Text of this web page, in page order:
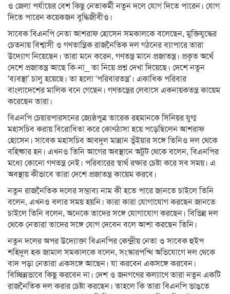
ও জেলা পর্যায়ের বেশ কিছু নেতাকর্মী নতুন দলে যোগ দিতে পারেন। যোগ
দিতে পারেন কয়েকজন বুদ্ধিজীবীও।
সাবেক বিএনপি নেতা আশরাফ হোসেন সমকালকে বলেছেন, মুক্তিযুদ্ধের
চেতনায় বিশ্বাসী ও গণতান্ত্রিক রাজনৈতিক দল গঠনের ব্যাপারে তারা
উদ্যোগ নিয়েছেন। তারা মনে করেন, গণতন্ত্র মানে প্রজাতন্ত্র। প্রকৃত অর্থে
দেশে প্রজাতন্ত্র আছে কি-না_ তা নিয়ে প্রশ্ন দেখা দিয়েছে। দেশে নতুন
‘ব্যবস্থা’ চালু হয়েছে। তা হলো ‘পরিবারতন্ত্র’। একাধিক পরিবার
বাংলাদেশের মালিক বনে গেছেন। গণতন্ত্রের লেবাসে একনায়কতন্ত্র কায়েম
করেছেন তারা।
বিএনপি চেয়ারপারসনের জ্যেষ্ঠপুত্র তারেক রহমানকে সিনিয়র যুগ্ম
মহাসচিব করায় বিরোধিতা করে কোণঠাসা হয়ে পড়েছিলেন আশরাফ
হোসেন। সাবেক মহাসচিব আবদুল মান্নান ভূঁইয়ার সঙ্গে তিনিও দল থেকে
বহিষ্কার হন। এখনও তিনি আগের অবস্থানে অটুট থেকে বলেন, বিএনপির
মধ্যে কোনো গণতন্ত্র নেই। পরিবারের স্বার্থ রক্ষার চেষ্টা করে সব সময়। এ
অবস্থায় কীভাবে তারা দেশে প্রজাতন্ত্র কায়েম করবে।
নতুন রাজনৈতিক দলের সম্ভাব্য নাম কী হতে পারে জানতে চাইলে তিনি
বলেন, এখনও বলার সময় হয়নি। কারা কারা যোগাযোগ করছেন জানতে
চাইলে তিনি বলেন, অনেকে তাদের সঙ্গে যোগাযোগ করছেন। বিভিন্ন দল
থেকে নেতারা তাদের সঙ্গে যোগ দেবেন বলে আশা করছেন তিনি।
নতুন দলের অপর উদ্যোক্তা বিএনপির কেন্দ্রীয় নেতা ও সাবেক হুইপ
শহিদুল হক জামাল সমকালকে বলেন, সংস্কারপন্থি অভিযোগে দল থেকে
বাদ পড়া নেতারা একসঙ্গে আছেন। যা করবেন একসঙ্গে করবেন।
বিচ্ছিন্নভাবে কিছু করবেন না। দেশ ও জনগণের কল্যাণে তারা নতুন একটি
রাজনৈতিক দল করার চেষ্টা করছেন। তাহলে কি তারা বিএনপি ভাঙতে